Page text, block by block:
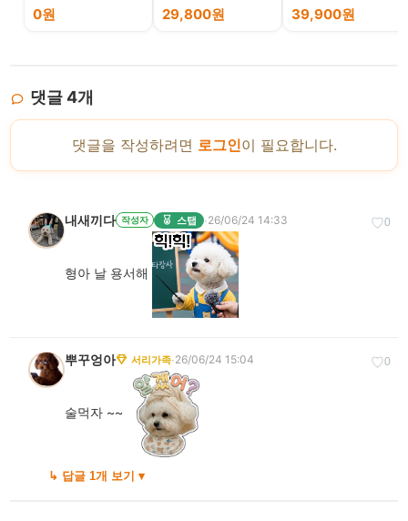
0원
용 태블릿 키보드
29,800원
개껌 그레인프리
39,900원
댓글4개
댓글을 작성하려면 로그인이 필요합니다.
♡0
내새끼다 작성자 스탭 ·26/06/24 14:33
형아 날 용서해
♡0
뿌꾸엉아 서리가족·26/06/24 15:04
술먹자 ~~
↳ 답글 1개 보기 ▾